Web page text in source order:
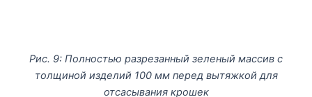
Рис. 9: Полностью разрезанный зеленый массив с
толщиной изделий 100 мм перед вытяжкой для
отсасывания крошек